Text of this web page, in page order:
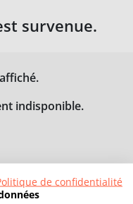
survenue.
indisponible.
de confidentialité